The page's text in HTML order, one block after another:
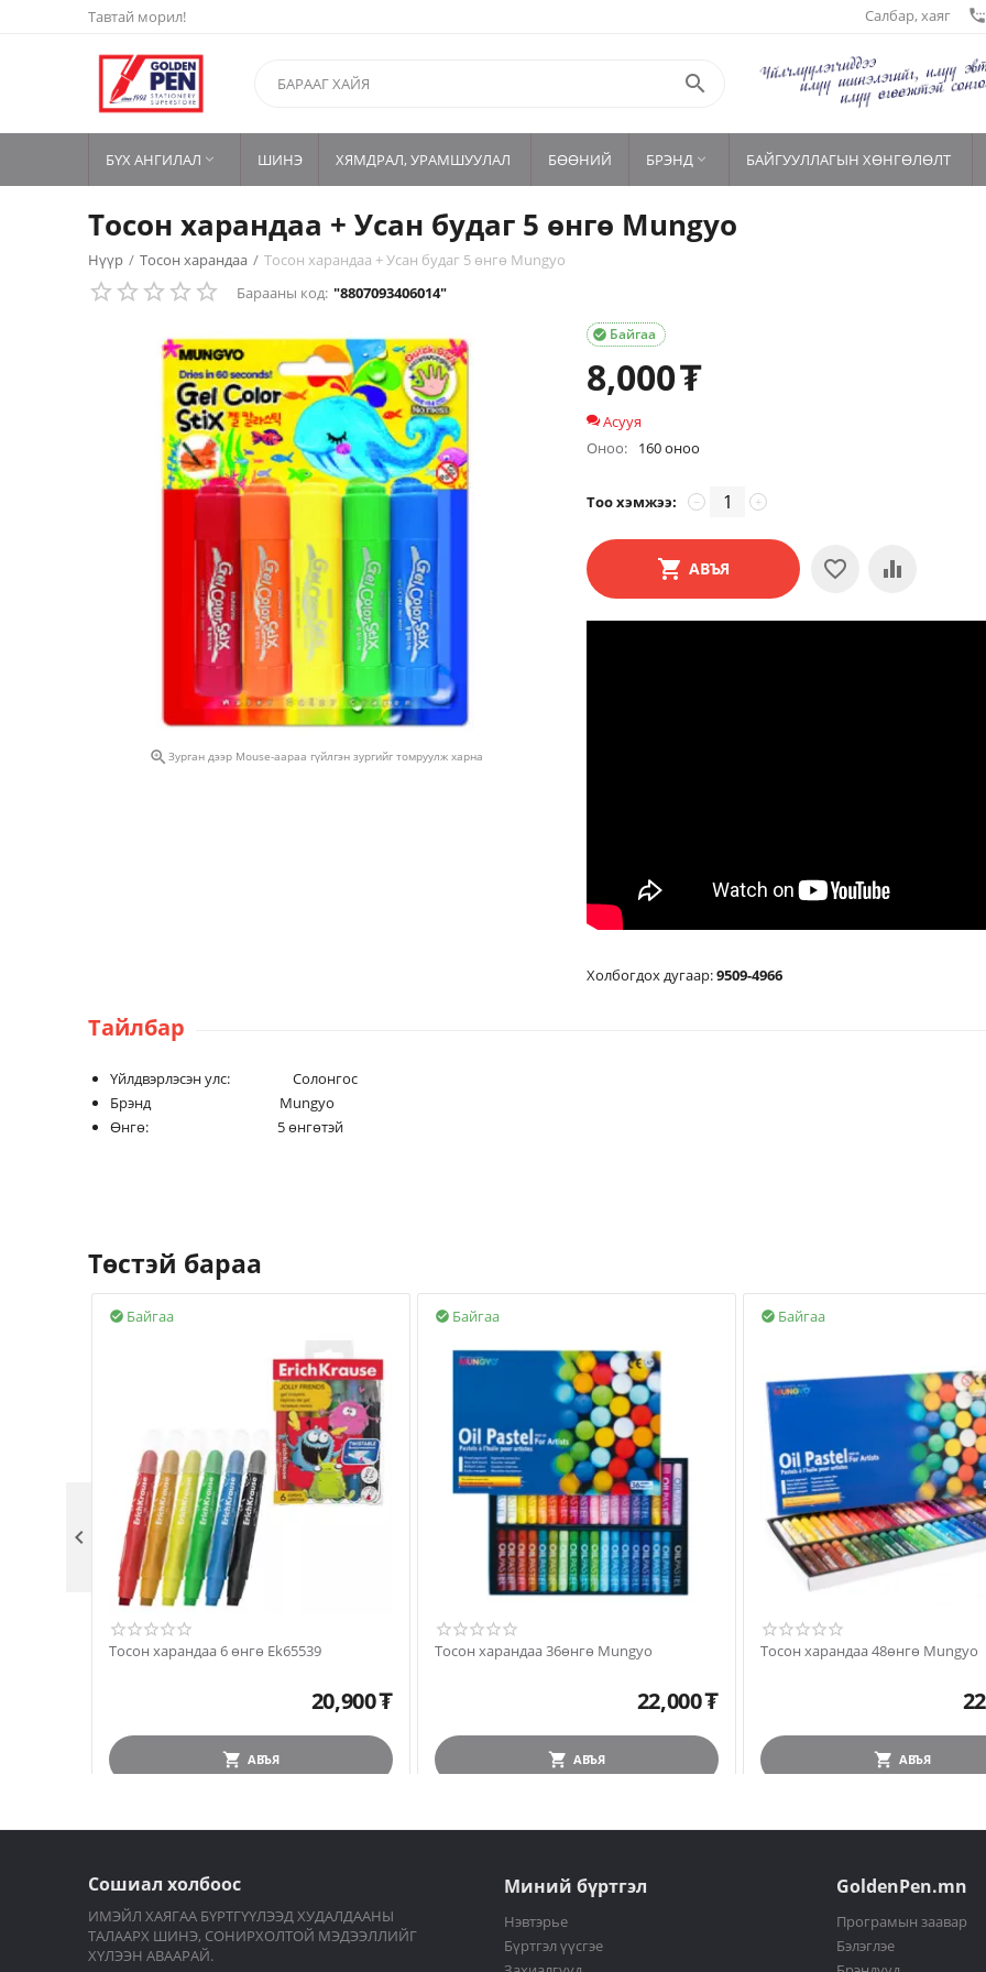
Тавтай морил! Салбар, хаяг settings_phone

БҮХ АНГИЛАЛ  ШИНЭ ХЯМДРАЛ, УРАМШУУЛАЛ БӨӨНИЙ БРЭНД  БАЙГУУЛЛАГЫН ХӨНГӨЛӨЛТ
Тосон харандаа + Усан будаг 5 өнгө Mungyo
Нүүр / Тосон харандаа / Тосон харандаа + Усан будаг 5 өнгө Mungyo
Барааны код: "8807093406014"
 Зурган дээр Mouse-аараа гүйлгэн зургийг томруулж харна
Байгаа

8,000₮
Асууя
Оноо:
160 оноо
Тоо хэмжээ: +
−
АВЪЯ
Холбогдох дугаар:9509-4966
Тайлбар
Үйлдвэрлэсэн улс: Солонгос
Брэнд Mungyo
Өнгө: 5 өнгөтэй
Төстэй бараа
Байгаа

Тосон харандаа 6 өнгө Ek65539
20,900₮
АВЪЯ
Байгаа

Тосон харандаа 36өнгө Mungyo
22,000₮
АВЪЯ
Байгаа

Тосон харандаа 48өнгө Mungyo
АВЪЯ

Сошиал холбоос
ИМЭЙЛ ХАЯГАА БҮРТГҮҮЛЭЭД ХУДАЛДААНЫ
ТАЛААРХ ШИНЭ, СОНИРХОЛТОЙ МЭДЭЭЛЛИЙГ
ХҮЛЭЭН АВААРАЙ.
Миний бүртгэл
Нэвтэрье
Бүртгэл үүсгэе
GoldenPen.mn
Програмын заавар
Бэлэглэе